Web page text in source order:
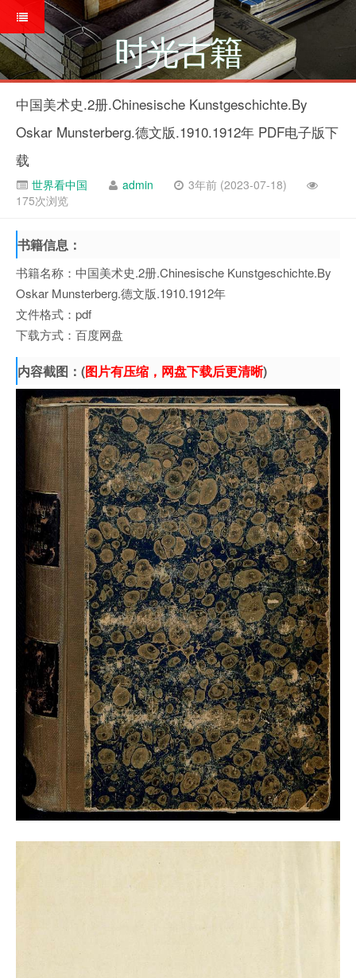
时光古籍
中国美术史.2册.Chinesische Kunstgeschichte.By
Oskar Munsterberg.德文版.1910.1912年 PDF电子版下
载
世界看中国 admin
3年前 (2023-07-18)
175次浏览
书籍信息：
书籍名称：中国美术史.2册.Chinesische Kunstgeschichte.By
Oskar Munsterberg.德文版.1910.1912年
文件格式：pdf
下载方式：百度网盘
内容截图：(图片有压缩，网盘下载后更清晰)